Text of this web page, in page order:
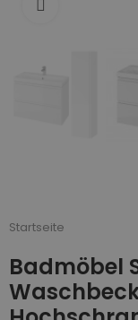
Startseite
Badmöbel